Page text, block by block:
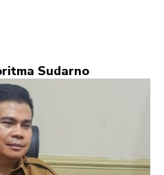
Sudarno